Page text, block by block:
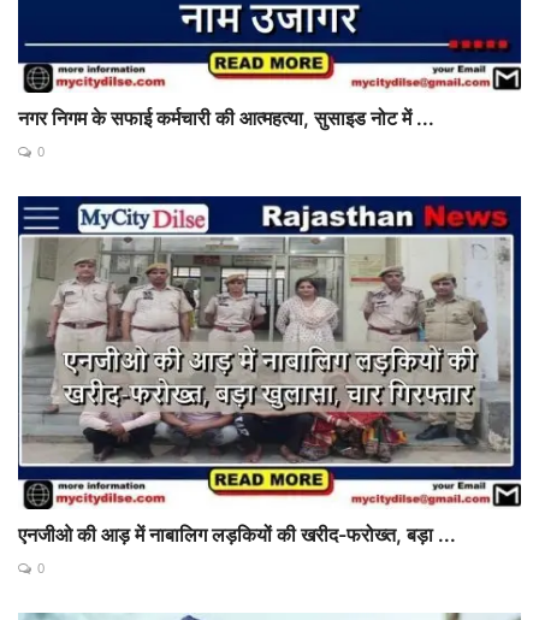
नगर निगम के सफाई कर्मचारी की आत्महत्या, सुसाइड नोट में ...
0
एनजीओ की आड़ में नाबालिग लड़कियों की खरीद-फरोख्त, बड़ा ...
0